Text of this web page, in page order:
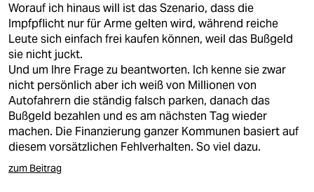
Worauf ich hinaus will ist das Szenario, dass die
Impfpflicht nur für Arme gelten wird, während reiche
Leute sich einfach frei kaufen können, weil das Bußgeld
sie nicht juckt.
Und um Ihre Frage zu beantworten. Ich kenne sie zwar
nicht persönlich aber ich weiß von Millionen von
Autofahrern die ständig falsch parken, danach das
Bußgeld bezahlen und es am nächsten Tag wieder
machen. Die Finanzierung ganzer Kommunen basiert auf
diesem vorsätzlichen Fehlverhalten. So viel dazu.
zum Beitrag